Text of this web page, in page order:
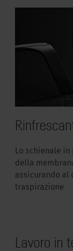
Lo schienale
della
assicurando al
traspirazione
Lavoro in